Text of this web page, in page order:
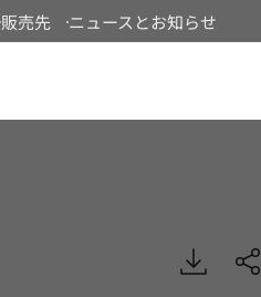
販売先 ニュースとお知らせ